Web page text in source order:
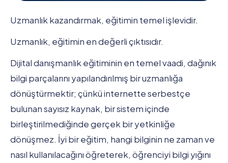
Uzmanlık kazandırmak, eğitimin temel işlevidir.
Uzmanlık, eğitimin en değerli çıktısıdır.
Dijital danışmanlık eğitiminin en temel vaadi, dağınık
bilgi parçalarını yapılandırılmış bir uzmanlığa
dönüştürmektir; çünkü internette serbestçe
bulunan sayısız kaynak, bir sistem içinde
birleştirilmediğinde gerçek bir yetkinliğe
dönüşmez. İyi bir eğitim, hangi bilginin ne zaman ve
nasıl kullanılacağını öğreterek, öğrenciyi bilgi yığını